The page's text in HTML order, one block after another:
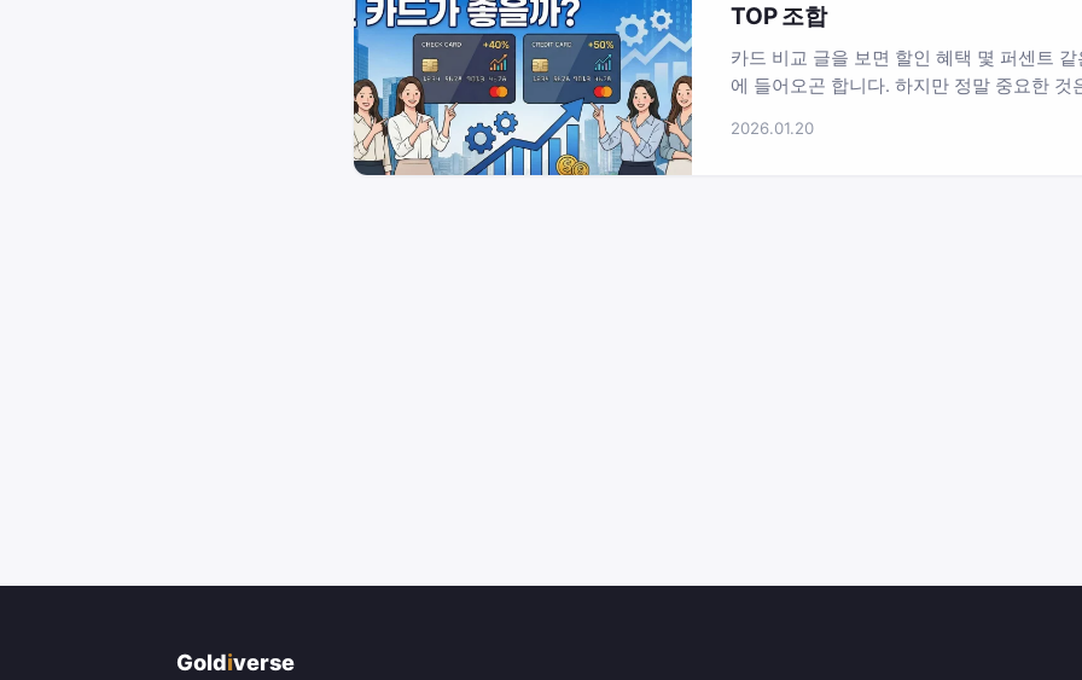
TOP 조합
카드 비교 글을 보면 할인 혜택 몇 퍼센트
에 들어오곤 합니다. 하지만 정말 중요한 것
2026.01.20
Goldiverse